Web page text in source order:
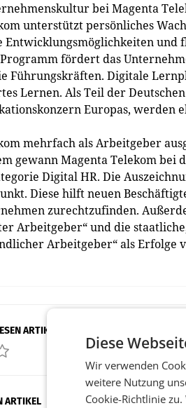
bei Magenta
unterstützt persönliches
Entwicklungsmöglichkeiten
fördert das
Führungskräften. Digitale
Lernen. Als Teil der
Europas, werden
mehrfach als Arbeitgeber
gewann Magenta Telekom bei
Digital HR. Die
Diese hilft neuen
zurechtzufinden.
Arbeitgeber“ und die
Arbeitgeber“ als Erfolge
ARTIKEL
ARTIKEL
Diese
Wir verwenden
weitere Nutzung
Cookie-Richtlinie zu.